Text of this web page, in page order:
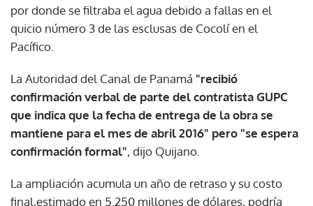
por donde se filtraba el agua debido a fallas en el
quicio número 3 de las esclusas de Cocolí en el
Pacífico.
La Autoridad del Canal de Panamá "recibió
confirmación verbal de parte del contratista GUPC
que indica que la fecha de entrega de la obra se
mantiene para el mes de abril 2016" pero "se espera
confirmación formal", dijo Quijano.
La ampliación acumula un año de retraso y su costo
final,estimado en 5.250 millones de dólares, podría